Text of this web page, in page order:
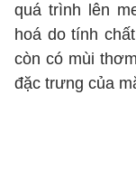
quá trình lên
hoá do tính
còn có mùi
đặc trưng của